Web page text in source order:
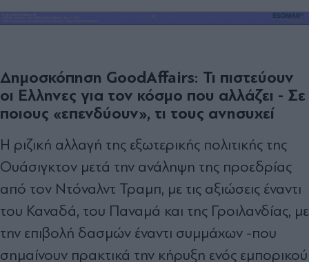
Δημοσκόπηση GoodAffairs: Τι πιστεύουν
οι Ελληνες για τον κόσμο που αλλάζει - Σε
ποιους «επενδύουν», τι τους ανησυχεί
Η ριζική αλλαγή της εξωτερικής πολιτικής της
Ουάσιγκτον μετά την ανάληψη της προεδρίας
από τον Ντόναλντ Τραμπ, με τις αξιώσεις έναντι
του Καναδά, του Παναμά και της Γροιλανδίας, με
την επιβολή δασμών έναντι συμμάχων -που
σημαίνουν πρακτικά την κήρυξη ενός εμπορικού